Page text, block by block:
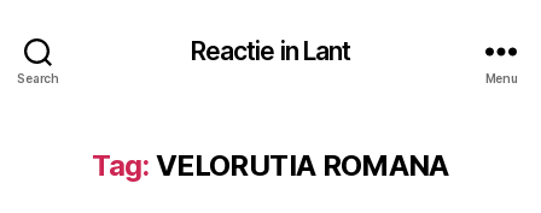
Search
Reactie in Lant
Menu
Tag: VELORUTIA ROMANA